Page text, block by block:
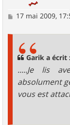
M17 mai 2009,
Garik a écrit
.....Je lis
absolument
vous est